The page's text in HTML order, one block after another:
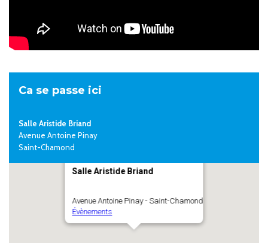
Ca se passe ici
Salle Aristide Briand
Avenue Antoine Pinay
Saint-Chamond
Salle Aristide Briand
Avenue Antoine Pinay - Saint-Chamond
Évènements